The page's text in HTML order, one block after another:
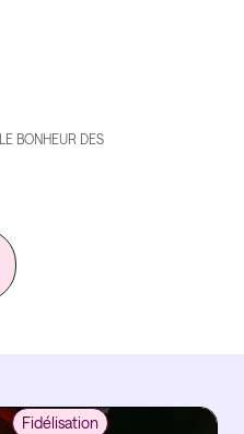
BONHEUR DES
Fidélisation